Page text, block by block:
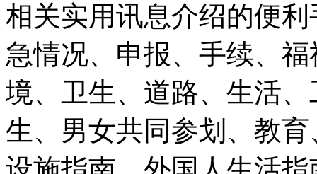
相关实用讯息介绍的便
急情况、申报、手续、
境、卫生、道路、生活
生、男女共同参划、教